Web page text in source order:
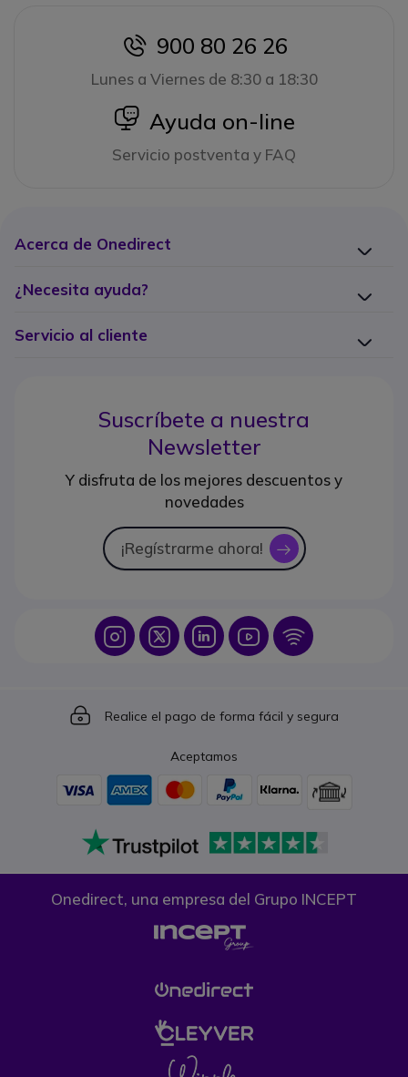
icon
900 80 26 26
Lunes a Viernes de 8:30 a 18:30
icon
Ayuda on-line
Servicio postventa y FAQ
Acerca de Onedirect
¿Necesita ayuda?
Servicio al cliente
Suscríbete a nuestra
Newsletter
Y disfruta de los mejores descuentos y
novedades
¡Regístrarme ahora! icon
Icon IconIcon Icon Icon
Icon
Realice el pago de forma fácil y segura
Aceptamos
Onedirect, una empresa del Grupo INCEPT